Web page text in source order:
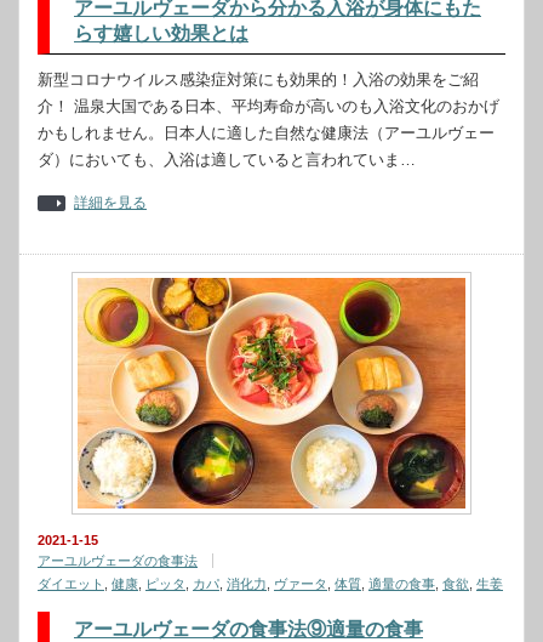
アーユルヴェーダから分かる入浴が身体にもた
らす嬉しい効果とは
新型コロナウイルス感染症対策にも効果的！入浴の効果をご紹
介！ 温泉大国である日本、平均寿命が高いのも入浴文化のおかげ
かもしれません。日本人に適した自然な健康法（アーユルヴェー
ダ）においても、入浴は適していると言われていま…
詳細を見る
2021-1-15
アーユルヴェーダの食事法
ダイエット
健康 ピッタ カパ 消化力 ヴァータ 体質 適量の食事 食欲 生姜
アーユルヴェーダの食事法⑨適量の食事